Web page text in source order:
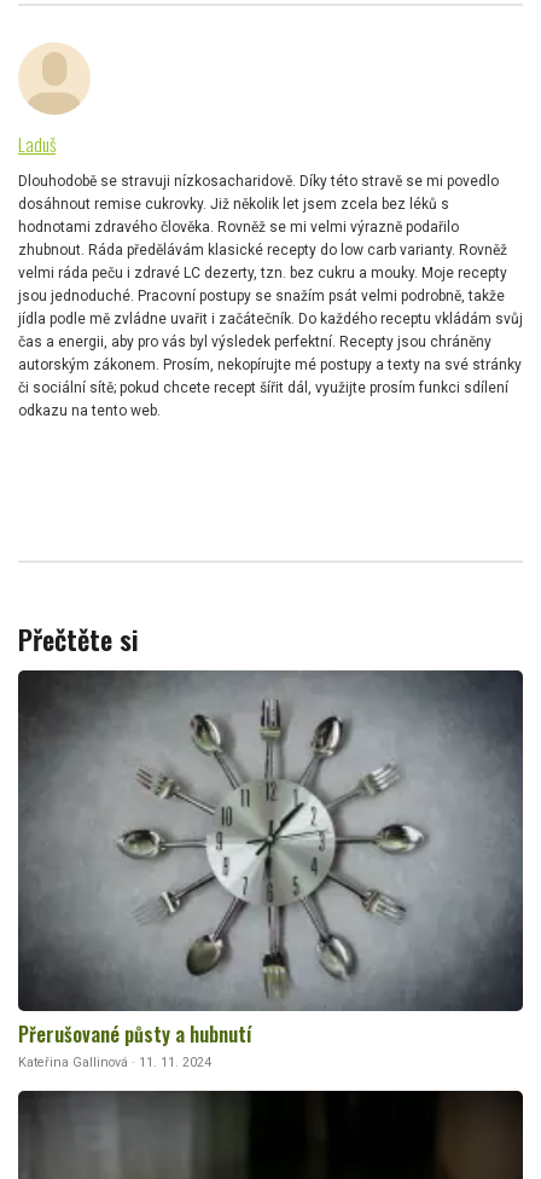
Laduš
Dlouhodobě se stravuji nízkosacharidově. Díky této stravě se mi povedlo
dosáhnout remise cukrovky. Již několik let jsem zcela bez léků s
hodnotami zdravého člověka. Rovněž se mi velmi výrazně podařilo
zhubnout. Ráda předělávám klasické recepty do low carb varianty. Rovněž
velmi ráda peču i zdravé LC dezerty, tzn. bez cukru a mouky. Moje recepty
jsou jednoduché. Pracovní postupy se snažím psát velmi podrobně, takže
jídla podle mě zvládne uvařit i začátečník. Do každého receptu vkládám svůj
čas a energii, aby pro vás byl výsledek perfektní. Recepty jsou chráněny
autorským zákonem. Prosím, nekopírujte mé postupy a texty na své stránky
či sociální sítě; pokud chcete recept šířit dál, využijte prosím funkci sdílení
odkazu na tento web.
Přečtěte si
Přerušované půsty a hubnutí
Kateřina Gallinová · 11. 11. 2024